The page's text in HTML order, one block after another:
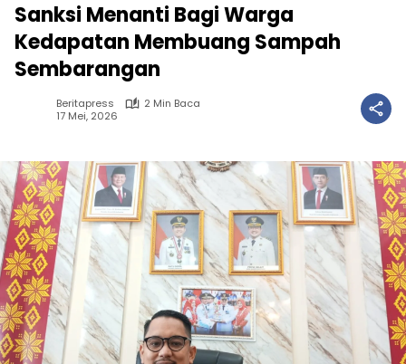
Sanksi Menanti Bagi Warga
Kedapatan Membuang Sampah
Sembarangan
Beritapress
2 Min Baca
17 Mei, 2026